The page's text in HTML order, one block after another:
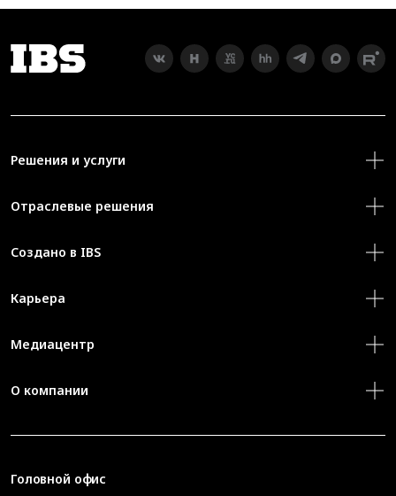
Решения и услуги
Отраслевые решения
Создано в IBS
Карьера
Медиацентр
О компании
Головной офис